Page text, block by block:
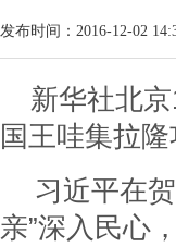
发布时间：2016-12-02
新华社北京
国王哇集拉
习近平在
亲”深入民心